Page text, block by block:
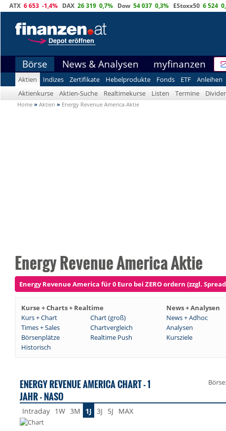
ATX 6 653 -1,4% DAX 26 319 0,7% Dow 54 037 0,3% EStoxx50 6 524
Börse News & Analysen myfinanzen
Aktien Indizes Zertifikate Hebelprodukte Fonds ETF Anleihen
Aktienkurse
Aktien-Suche Realtimekurse Listen Termine
Home » Aktien » Energy Revenue America-Aktie
Energy Revenue America Aktie
Energy Revenue America für 0 Euro bei ZERO ordern (zzgl.
Kurse + Charts + Realtime News + Analysen
Kurs + Chart
Chart (groß) News + Adhoc
Times + Sales
Chartvergleich Analysen
Börsenplätze
Realtime Push Kursziele
Historisch
ENERGY REVENUE AMERICA CHART - 1
JAHR - NASO
Intraday 1W 3M 1J 3J 5J MAX